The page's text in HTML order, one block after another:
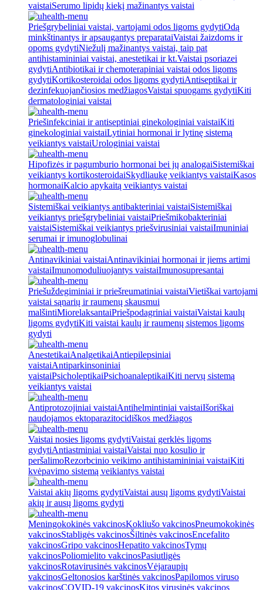
vaistaiSerumo lipidų kiekį mažinantys vaistai
Priešgrybeliniai vaistai, vartojami odos ligoms gydytiOdą
minkštinantys ir apsaugantys preparataiVaistai žaizdoms ir
opoms gydytiNiežulį mažinantys vaistai, taip pat
antihistamininiai vaistai, anestetikai ir kt.Vaistai psoriazei
gydytiAntibiotikai ir chemoterapiniai vaistai odos ligoms
gydytiKortikosteroidai odos ligoms gydytiAntiseptikai ir
dezinfekuojančiosios medžiagosVaistai spuogams gydytiKiti
dermatologiniai vaistai
Priešinfekciniai ir antiseptiniai ginekologiniai vaistaiKiti
ginekologiniai vaistaiLytiniai hormonai ir lytinę sistemą
veikiantys vaistaiUrologiniai vaistai
Hipofizės ir pagumburio hormonai bei jų analogaiSistemiškai
veikiantys kortikosteroidaiSkydliaukę veikiantys vaistaiKasos
hormonaiKalcio apykaitą veikiantys vaistai
Sistemiškai veikiantys antibakteriniai vaistaiSistemiškai
veikiantys priešgrybeliniai vaistaiPriešmikobakteriniai
vaistaiSistemiškai veikiantys priešvirusiniai vaistaiImuniniai
serumai ir imunoglobulinai
Antinavikiniai vaistaiAntinavikiniai hormonai ir jiems artimi
vaistaiImunomoduliuojantys vaistaiImunosupresantai
Priešuždegiminiai ir priešreumatiniai vaistaiVietiškai vartojami
vaistai sąnarių ir raumenų skausmui
malšintiMiorelaksantaiPriešpodagriniai vaistaiVaistai kaulų
ligoms gydytiKiti vaistai kaulų ir raumenų sistemos ligoms
gydyti
AnestetikaiAnalgetikaiAntiepilepsiniai
vaistaiAntiparkinsoniniai
vaistaiPsicholeptikaiPsichoanaleptikaiKiti nervų sistemą
veikiantys vaistai
Antiprotozojiniai vaistaiAntihelmintiniai vaistaiIšoriškai
naudojamos ektoparazitocidiškos medžiagos
Vaistai nosies ligoms gydytiVaistai gerklės ligoms
gydytiAntiastminiai vaistaiVaistai nuo kosulio ir
peršalimoRezorbcinio veikimo antihistamininiai vaistaiKiti
kvėpavimo sistemą veikiantys vaistai
Vaistai akių ligoms gydytiVaistai ausų ligoms gydytiVaistai
akių ir ausų ligoms gydyti
Meningokokinės vakcinosKokliušo vakcinosPneumokokinės
vakcinosStabligės vakcinosŠiltinės vakcinosEncefalito
vakcinosGripo vakcinosHepatito vakcinosTymų
vakcinosPoliomielito vakcinosPasiutligės
vakcinosRotavirusinės vakcinosVėjaraupių
vakcinosGeltonosios karštinės vakcinosPapilomos viruso
vakcinosCOVID-19 vakcinosKitos virusinės vakcinos